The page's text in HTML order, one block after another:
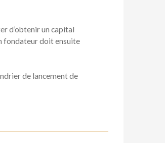
d’obtenir un capital
fondateur doit ensuite
de lancement de